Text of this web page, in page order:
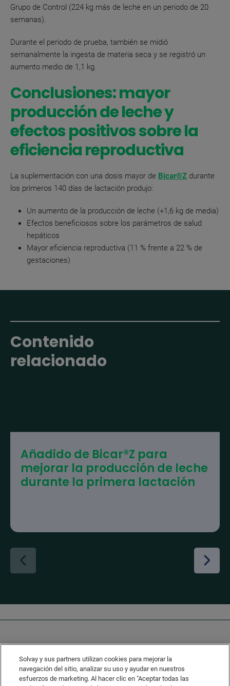
Grupo de Control (224 kg más de leche en un periodo de 20
semanas).
Durante el periodo de prueba, también se midió
semanalmente la ingesta de materia seca y se registró un
aumento medio de 1,1 kg.
Conclusiones: mayor
producción de leche y
efectos positivos sobre la
eficiencia reproductiva
La suplementación con una dosis mayor de Bicar®Z durante
los primeros 140 días de lactación produjo:
Un aumento de la producción de leche (+1,6 kg de media)
Efectos beneficiosos sobre los parámetros de salud
hepáticos
Mayor eficiencia reproductiva (11 % frente a 22 % de
gestaciones)
Contenido
relacionado
Añadido de Bicar®Z para
mejorar la producción de leche
durante la primera lactación
Solvay y sus partners utilizan cookies para mejorar la
navegación del sitio, analizar su uso y ayudar en nuestros
esfuerzos de marketing. Al hacer clic en "Aceptar todas las